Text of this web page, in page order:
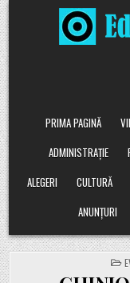
Skip
to
content
PRIMA PAGINĂ
ADMINISTRAȚIE
ALEGERI
CULTURĂ
ANUNȚURI